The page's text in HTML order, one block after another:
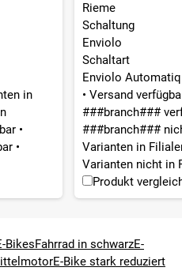
in
•
•
Rieme
Schaltung
Enviolo
Schaltart
Enviolo Automatiq
• Versand
###branch###
###branch###
Varianten in
Varianten nicht in
Produkt
BikesFahrrad in schwarzE-
E-Bike stark reduziert